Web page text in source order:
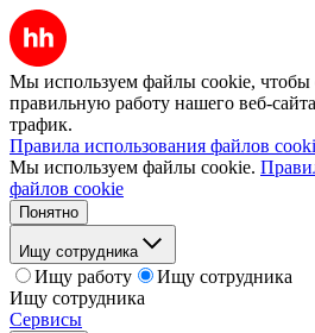
Мы используем файлы cookie, чтобы
правильную работу нашего веб-
трафик.
Правила использования файлов
Мы используем файлы cookie.
файлов cookie
Понятно
Ищу сотрудника
Ищу работу
Ищу сотрудника
Ищу сотрудника
Сервисы